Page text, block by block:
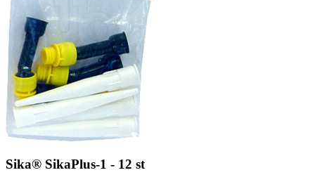
Sika® SikaPlus-1 - 12 st